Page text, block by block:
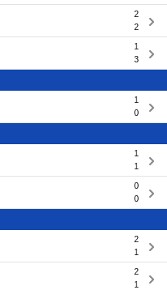
2
2
1
3
1
0
1
1
0
0
2
1
2
1